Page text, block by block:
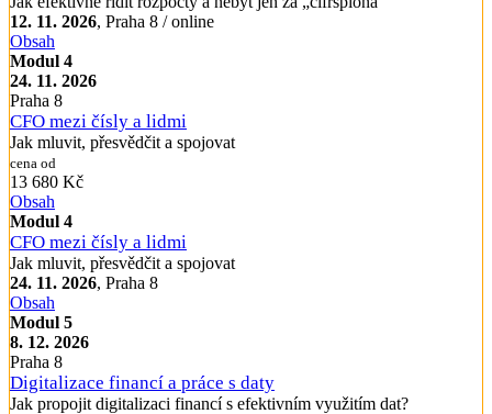
12. 11. 2026, Praha 8 / online
Obsah
Modul 4
24. 11. 2026
Praha 8
CFO mezi čísly a lidmi
Jak mluvit, přesvědčit a spojovat
cena od
13 680 Kč
Obsah
Modul 4
CFO mezi čísly a lidmi
Jak mluvit, přesvědčit a spojovat
24. 11. 2026, Praha 8
Obsah
Modul 5
8. 12. 2026
Praha 8
Digitalizace financí a práce s daty
Jak propojit digitalizaci financí s efektivním využitím dat?